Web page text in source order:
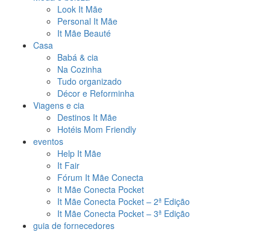
Look It Mãe
Personal It Mãe
It Mãe Beauté
Casa
Babá & cia
Na Cozinha
Tudo organizado
Décor e Reforminha
Viagens e cia
Destinos It Mãe
Hotéis Mom Friendly
eventos
Help It Mãe
It Fair
Fórum It Mãe Conecta
It Mãe Conecta Pocket
It Mãe Conecta Pocket – 2ª Edição
It Mãe Conecta Pocket – 3ª Edição
guia de fornecedores